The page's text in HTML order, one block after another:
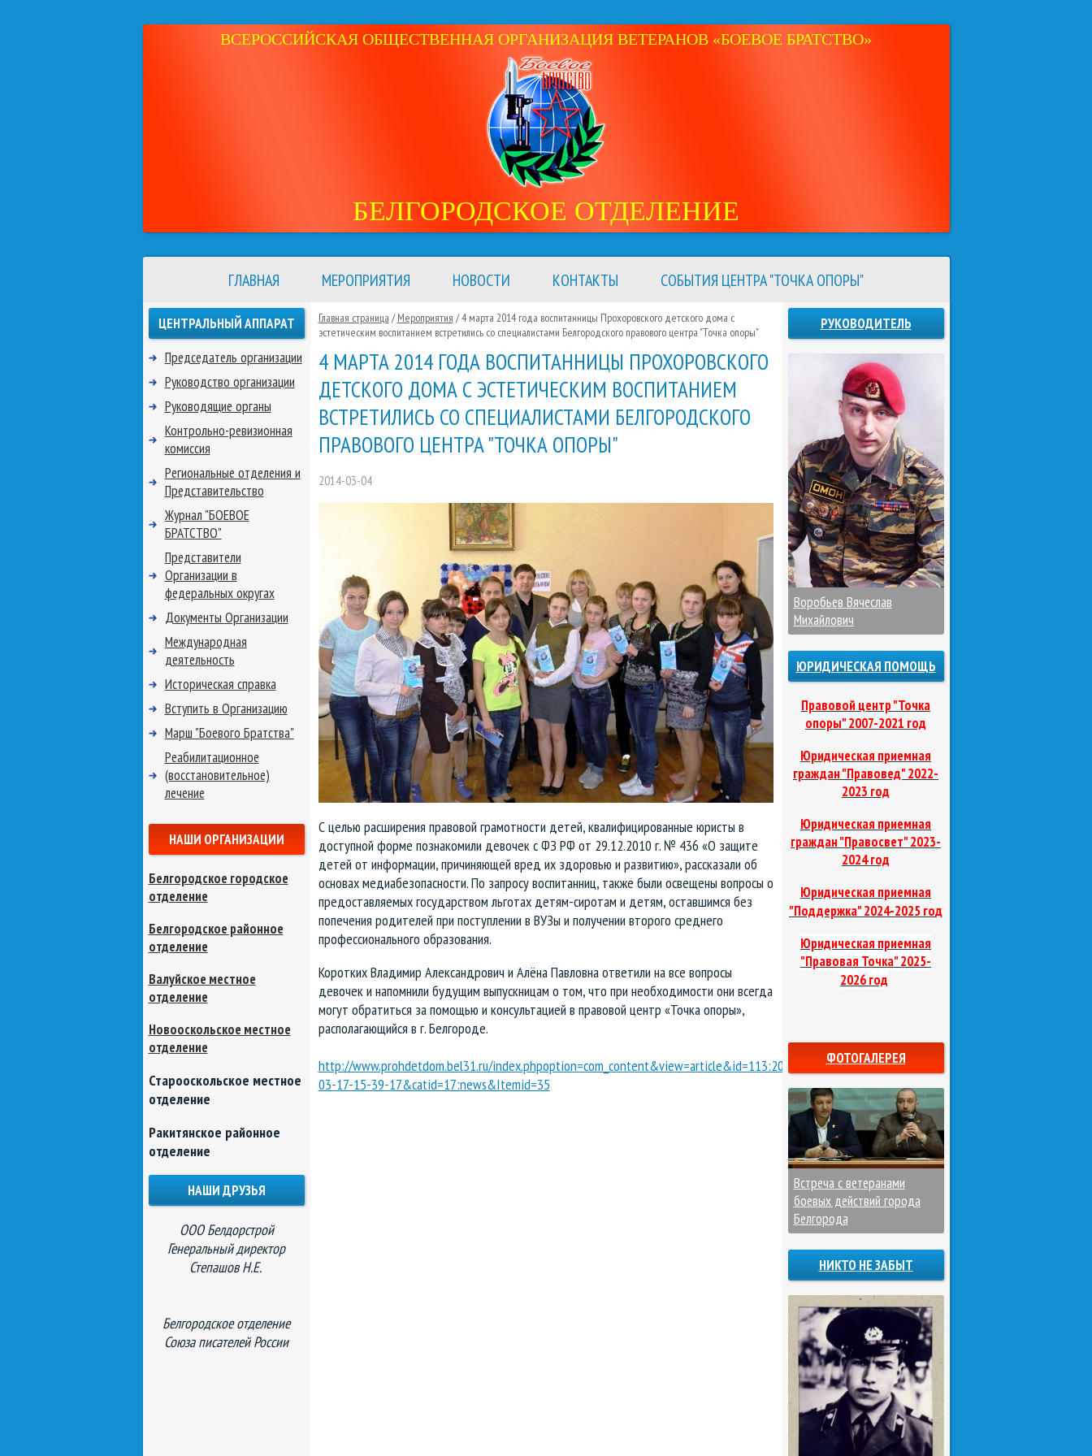
ВСЕРОССИЙСКАЯ ОБЩЕСТВЕННАЯ ОРГАНИЗАЦИЯ ВЕТЕРАНОВ «БОЕВОЕ БРАТСТВО»
БЕЛГОРОДСКОЕ ОТДЕЛЕНИЕ
ГЛАВНАЯ МЕРОПРИЯТИЯ НОВОСТИ КОНТАКТЫ СОБЫТИЯ ЦЕНТРА "ТОЧКА ОПОРЫ"
Главная страница /Мероприятия /4 марта 2014 года воспитанницы Прохоровского детского дома с
эстетическим воспитанием встретились со специалистами Белгородского правового центра "Точка опоры"
4 МАРТА 2014 ГОДА ВОСПИТАННИЦЫ ПРОХОРОВСКОГО
ДЕТСКОГО ДОМА С ЭСТЕТИЧЕСКИМ ВОСПИТАНИЕМ
ВСТРЕТИЛИСЬ СО СПЕЦИАЛИСТАМИ БЕЛГОРОДСКОГО
ПРАВОВОГО ЦЕНТРА "ТОЧКА ОПОРЫ"
2014-03-04
С целью расширения правовой грамотности детей, квалифицированные юристы в
доступной форме познакомили девочек с ФЗ РФ от 29.12.2010 г. № 436 «О защите
детей от информации, причиняющей вред их здоровью и развитию», рассказали об
основах медиабезопасности. По запросу воспитанниц, также были освещены вопросы о
предоставляемых государством льготах детям-сиротам и детям, оставшимся без
попечения родителей при поступлении в ВУЗы и получении второго среднего
профессионального образования.
Коротких Владимир Александрович и Алёна Павловна ответили на все вопросы
девочек и напомнили будущим выпускницам о том, что при необходимости они всегда
могут обратиться за помощью и консультацией в правовой центр «Точка опоры»,
располагающийся в г. Белгороде.
http://www.prohdetdom.bel31.ru/index.phpoption=com_content&view=article&id=113:2014-
03-17-15-39-17&catid=17:news&Itemid=35
ЦЕНТРАЛЬНЫЙ АППАРАТ
Председатель организации
Руководство организации
Руководящие органы
Контрольно-ревизионная
комиссия
Региональные отделения и
Представительство
Журнал "БОЕВОЕ
БРАТСТВО"
Представители
Организации в
федеральных округах
Документы Организации
Международная
деятельность
Историческая справка
Вступить в Организацию
Марш "Боевого Братства"
Реабилитационное
(восстановительное)
лечение
НАШИ ОРГАНИЗАЦИИ
Белгородское городское
отделение
Белгородское районное
отделение
Валуйское местное
отделение
Новооскольское местное
отделение
Старооскольское местное
отделение
Ракитянское районное
отделение
НАШИ ДРУЗЬЯ
ООО Белдорстрой
Генеральный директор
Степашов Н.Е.
Белгородское отделение
Союза писателей России
РУКОВОДИТЕЛЬ
Воробьев Вячеслав
Михайлович
ЮРИДИЧЕСКАЯ ПОМОЩЬ
Правовой центр "Точка
опоры" 2007-2021 год
Юридическая приемная
граждан "Правовед"2022-
2023 год
Юридическая приемная
граждан "Правосвет"2023-
2024 год
Юридическая приемная
"Поддержка"2024-2025 год
Юридическая приемная
"Правовая Точка"2025-
2026 год
ФОТОГАЛЕРЕЯ
Встреча с ветеранами
боевых действий города
Белгорода
НИКТО НЕ ЗАБЫТ